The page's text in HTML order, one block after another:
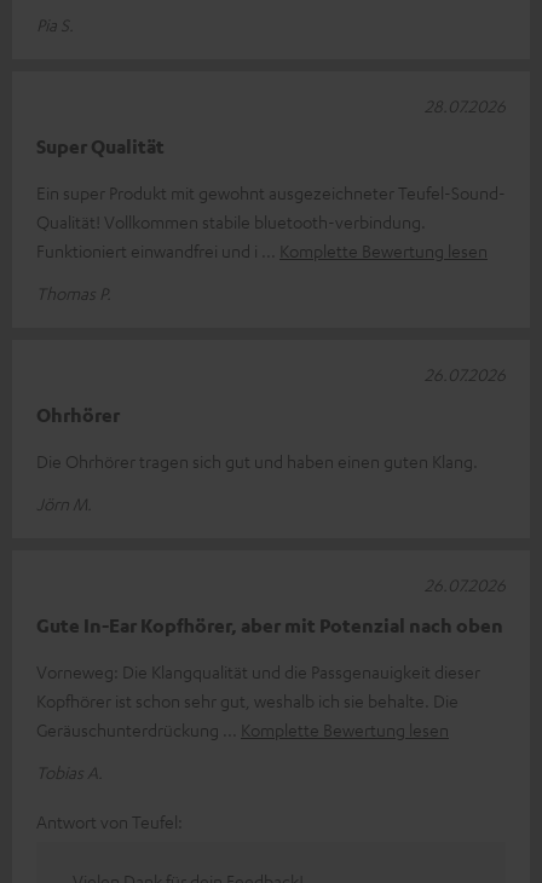
Pia S.
Super Qualität
Ein super Produkt mit gewohnt ausgezeichneter Teufel-Sound-
Qualität! Vollkommen stabile bluetooth-verbindung.
Funktioniert einwandfrei und i
Komplette Bewertung lesen
Thomas P.
28.07.2026
Ohrhörer
Die Ohrhörer tragen sich gut und haben einen guten Klang.
Jörn M.
26.07.2026
Gute In-Ear Kopfhörer, aber mit Potenzial nach oben
Vorneweg: Die Klangqualität und die Passgenauigkeit dieser
Kopfhörer ist schon sehr gut, weshalb ich sie behalte. Die
Geräuschunterdrückung
Komplette Bewertung lesen
Tobias A.
26.07.2026
Antwort von Teufel: